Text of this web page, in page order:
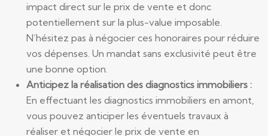
impact direct sur le prix de vente et donc
potentiellement sur la plus-value imposable.
N’hésitez pas à négocier ces honoraires pour réduire
vos dépenses. Un mandat sans exclusivité peut être
une bonne option.
Anticipez la réalisation des diagnostics immobiliers :
En effectuant les diagnostics immobiliers en amont,
vous pouvez anticiper les éventuels travaux à
réaliser et négocier le prix de vente en